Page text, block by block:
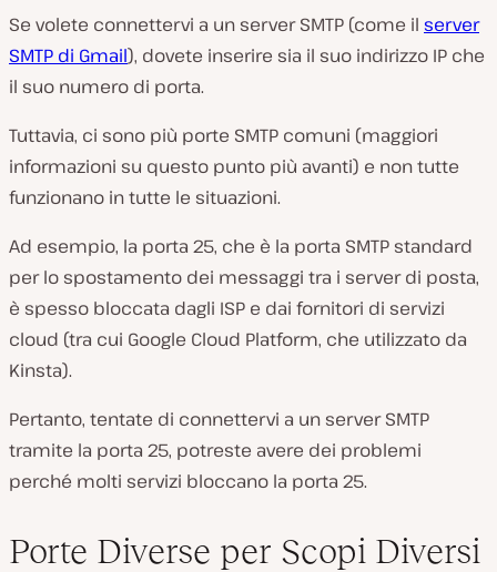
Se volete connettervi a un server SMTP (come il server
SMTP di Gmail), dovete inserire sia il suo indirizzo IP che
il suo numero di porta.
Tuttavia, ci sono più porte SMTP comuni (maggiori
informazioni su questo punto più avanti) e non tutte
funzionano in tutte le situazioni.
Ad esempio, la porta 25, che è la porta SMTP standard
per lo spostamento dei messaggi tra i server di posta,
è spesso bloccata dagli ISP e dai fornitori di servizi
cloud (tra cui Google Cloud Platform, che utilizzato da
Kinsta).
Pertanto, tentate di connettervi a un server SMTP
tramite la porta 25, potreste avere dei problemi
perché molti servizi bloccano la porta 25.
Porte Diverse per Scopi Diversi